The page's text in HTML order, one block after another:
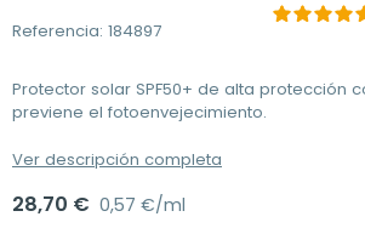
Referencia: 184897
Protector solar SPF50+ de alta protección
previene el fotoenvejecimiento.
Ver descripción completa
28,70 € 0,57 €/ml